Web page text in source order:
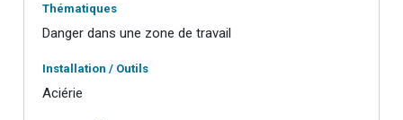
Thématiques
Danger dans une zone de travail
Installation / Outils
Aciérie